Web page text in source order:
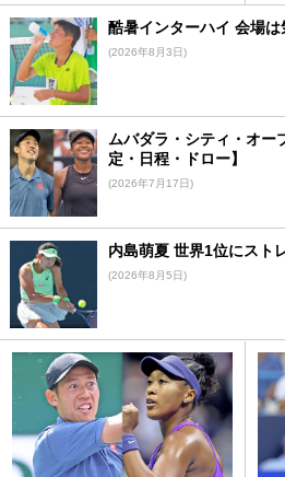
酷暑インターハイ 会場
(2026年8月3日)
ムバダラ・シティ・オー
定・日程・ドロー】
(2026年7月17日)
内島萌夏 世界1位にスト
(2026年8月5日)